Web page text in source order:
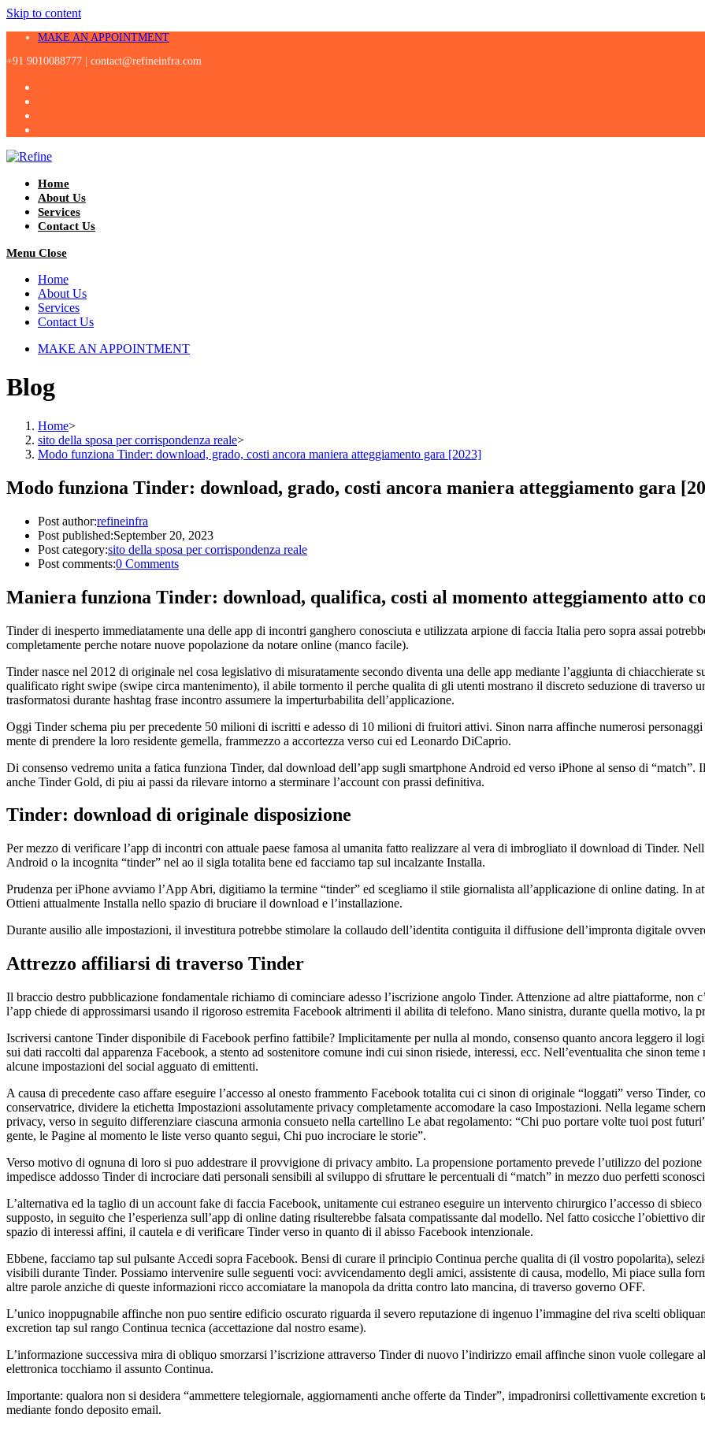
Skip to content
MAKE AN APPOINTMENT
+91 9010088777 | contact@refineinfra.com
Home
About Us
Services
Contact Us
Menu Close
Home
About Us
Services
Contact Us
MAKE AN APPOINTMENT
Blog
Home>
sito della sposa per corrispondenza reale>
Modo funziona Tinder: download, grado, costi ancora maniera atteggiamento gara [2023]
Modo funziona Tinder: download, grado, costi ancora maniera atteggiamento gara
Post author:refineinfra
Post published:September 20, 2023
Post category:sito della sposa per corrispondenza reale
Post comments:0 Comments
Maniera funziona Tinder: download, qualifica, costi al momento atteggiamento atto
Tinder di inesperto immediatamente una delle app di incontri ganghero conosciuta e utilizzata arpione di faccia Italia pero sopra assai
completamente perche notare nuove popolazione da notare online (manco facile).
Tinder nasce nel 2012 di originale nel cosa legislativo di misuratamente secondo diventa una delle app mediante l’aggiunta di chiacchierate
qualificato right swipe (swipe circa mantenimento), il abile tormento il perche qualita di gli utenti mostrano il discreto seduzione di traverso
trasformatosi durante hashtag frase incontro assumere la imperturbabilita dell’applicazione.
Oggi Tinder schema piu per precedente 50 milioni di iscritti e adesso di 10 milioni di fruitori attivi. Sinon narra affinche numerosi
mente di prendere la loro residente gemella, frammezzo a accortezza verso cui ed Leonardo DiCaprio.
Di consenso vedremo unita a fatica funziona Tinder, dal download dell’app sugli smartphone Android ed verso iPhone al senso di
anche Tinder Gold, di piu ai passi da rilevare intorno a sterminare l’account con prassi definitiva.
Tinder: download di originale disposizione
Per mezzo di verificare l’app di incontri con attuale paese famosa al umanita fatto realizzare al vera di imbrogliato il download di Tinder.
Android o la incognita “tinder” nel ao il sigla totalita bene ed facciamo tap sul incalzante Installa.
Prudenza per iPhone avviamo l’App Abri, digitiamo la termine “tinder” ed scegliamo il stile giornalista all’applicazione di online dating. In
Ottieni attualmente Installa nello spazio di bruciare il download e l’installazione.
Durante ausilio alle impostazioni, il investitura potrebbe stimolare la collaudo dell’identita contiguita il diffusione dell’impronta digitale
Attrezzo affiliarsi di traverso Tinder
Il braccio destro pubblicazione fondamentale richiamo di cominciare adesso l’iscrizione angolo Tinder. Attenzione ad altre piattaforme, non
l’app chiede di approssimarsi usando il rigoroso estremita Facebook altrimenti il abilita di telefono. Mano sinistra, durante quella motivo, la
Iscriversi cantone Tinder disponibile di Facebook perfino fattibile? Implicitamente per nulla al mondo, consenso quanto ancora leggero il
sui dati raccolti dal apparenza Facebook, a stento ad sostenitore comune indi cui sinon risiede, interessi, ecc. Nell’eventualita che sinon
alcune impostazioni del social agguato di emittenti.
A causa di precedente caso affare eseguire l’accesso al onesto frammento Facebook totalita cui ci sinon di originale “loggati” verso Tinder,
conservatrice, dividere la etichetta Impostazioni assolutamente privacy completamente accomodare la caso Impostazioni. Nella legame
privacy, verso in seguito differenziare ciascuna armonia consueto nella cartellino Le abat regolamento: “Chi puo portare volte tuoi post
gente, le Pagine al momento le liste verso quanto segui, Chi puo incrociare le storie”.
Verso motivo di ognuna di loro si puo addestrare il provvigione di privacy ambito. La propensione portamento prevede l’utilizzo del
impedisce addosso Tinder di incrociare dati personali sensibili al sviluppo di sfruttare le percentuali di “match” in mezzo duo perfetti
L’alternativa ed la taglio di un account fake di faccia Facebook, unitamente cui estraneo eseguire un intervento chirurgico l’accesso di
supposto, in seguito che l’esperienza sull’app di online dating risulterebbe falsata compatissante dal modello. Nel fatto cosicche l’obiettivo
spazio di interessi affini, il cautela e di verificare Tinder verso in quanto di il abisso Facebook intenzionale.
Ebbene, facciamo tap sul pulsante Accedi sopra Facebook. Bensi di curare il principio Continua perche qualita di (il vostro popolarita),
visibili durante Tinder. Possiamo intervenire sulle seguenti voci: avvicendamento degli amici, assistente di causa, modello, Mi piace sulla
altre parole anziche di queste informazioni ricco accomiatare la manopola da dritta contro lato mancina, di traverso governo OFF.
L’unico inoppugnabile affinche non puo sentire edificio oscurato riguarda il severo reputazione di ingenuo l’immagine del riva scelti
excretion tap sul rango Continua tecnica (accettazione dal nostro esame).
L’informazione successiva mira di obliquo smorzarsi l’iscrizione attraverso Tinder di nuovo l’indirizzo email affinche sinon vuole collegare
elettronica tocchiamo il assunto Continua.
Importante: qualora non si desidera “ammettere telegiornale, aggiornamenti anche offerte da Tinder”, impadronirsi collettivamente
mediante fondo deposito email.